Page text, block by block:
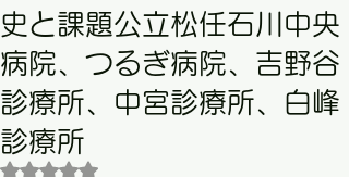
史と課題公立松任石川中央
病院、つるぎ病院、吉野谷
診療所、中宮診療所、白峰
診療所
5つ星のうちNaNと評価されています。